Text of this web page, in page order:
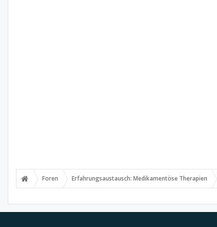
Foren Erfahrungsaustausch: Medikamentöse Therapien